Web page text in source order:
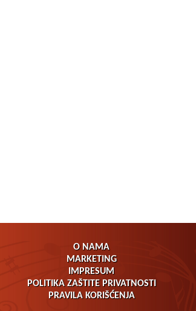
O NAMA
MARKETING
IMPRESUM
POLITIKA ZAŠTITE PRIVATNOSTI
PRAVILA KORIŠĆENJA